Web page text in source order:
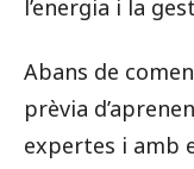
l’energia i la
Abans de
prèvia
expertes i amb